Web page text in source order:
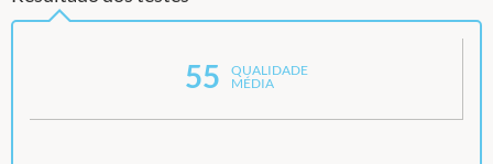
55
QUALIDADE
MÉDIA